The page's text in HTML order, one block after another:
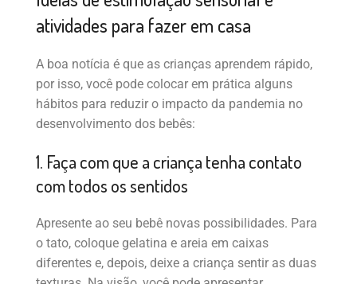
atividades para fazer em casa
A boa notícia é que as crianças aprendem rápido,
por isso, você pode colocar em prática alguns
hábitos para reduzir o impacto da pandemia no
desenvolvimento dos bebês:
1. Faça com que a criança tenha contato
com todos os sentidos
Apresente ao seu bebê novas possibilidades. Para
o tato, coloque gelatina e areia em caixas
diferentes e, depois, deixe a criança sentir as duas